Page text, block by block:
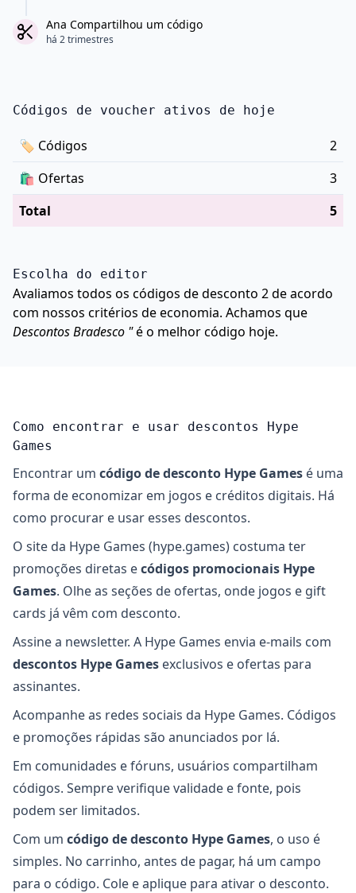
Ana Compartilhou um código
há 2 trimestres
Códigos de voucher ativos de hoje
🏷 Códigos
2
🛍️ Ofertas
3
Total
5
Escolha do editor
Avaliamos todos os códigos de desconto 2 de acordo
com nossos critérios de economia. Achamos que
Descontos Bradesco "é o melhor código hoje.
Como encontrar e usar descontos Hype
Games
Encontrar um código de desconto Hype Games é uma
forma de economizar em jogos e créditos digitais. Há
como procurar e usar esses descontos.
O site da Hype Games (hype.games) costuma ter
promoções diretas ecódigos promocionais Hype
Games. Olhe as seções de ofertas, onde jogos e gift
cards já vêm com desconto.
Assine a newsletter. A Hype Games envia e-mails com
descontos Hype Games exclusivos e ofertas para
assinantes.
Acompanhe as redes sociais da Hype Games. Códigos
e promoções rápidas são anunciados por lá.
Em comunidades e fóruns, usuários compartilham
códigos. Sempre verifique validade e fonte, pois
podem ser limitados.
Com um código de desconto Hype Games, o uso é
simples. No carrinho, antes de pagar, há um campo
para o código. Cole e aplique para ativar o desconto.